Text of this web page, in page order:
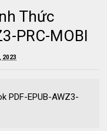
Thức
PRC-MOBI
2023
PDF-EPUB-AWZ3-